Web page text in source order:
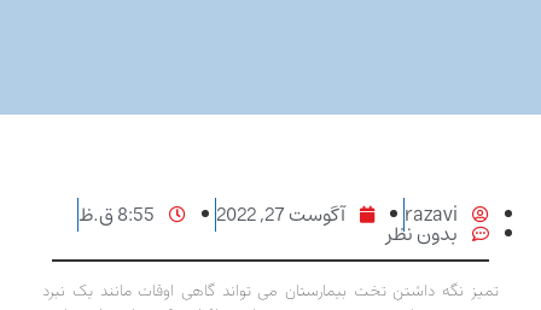
razavi آگوست 27, 2022 8:55 ق.ظ
بدون نظر
تمیز نگه داشتن تخت بیمارستان می تواند گاهی اوقات مانند یک نبرد